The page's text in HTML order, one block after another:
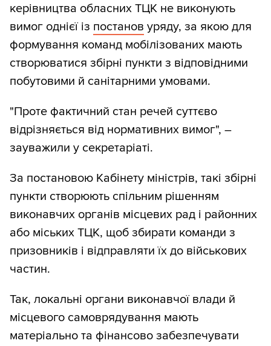
керівництва обласних ТЦК не виконують
вимог однієї із постанов уряду, за якою для
формування команд мобілізованих мають
створюватися збірні пункти з відповідними
побутовими й санітарними умовами.
"Проте фактичний стан речей суттєво
відрізняється від нормативних вимог", –
зауважили у секретаріаті.
За постановою Кабінету міністрів, такі збірні
пункти створюють спільним рішенням
виконавчих органів місцевих рад і районних
або міських ТЦК, щоб збирати команди з
призовників і відправляти їх до військових
частин.
Так, локальні органи виконавчої влади й
місцевого самоврядування мають
матеріально та фінансово забезпечувати